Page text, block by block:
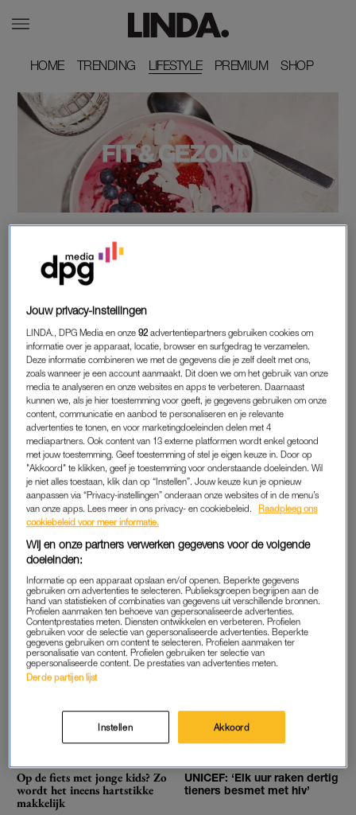
HOME
HOME TRENDING
TRENDING LIFESTYLE PREMIUM
PREMIUM SHOP
SHOP
NETFLIX REAGEERT OP PETITIE TEGEN
NIEUWE SERIE DIE FATSHAMING ZOU
PROMOTEN
LINDA.
Trimbos Instituut: lachgas
lang niet zo schadelijk als
vaak wordt gedacht
LINDA.
Waarom we ondanks de
risico's medicijnen wel
moeten blijven testen op
ADVERTORIAL
Word een professional yapper:
zó wordt nieuwe mensen
ontmoeten veel minder
awkward
Minder (n)ice: ijstekort in
Nederland door de hitte
LINDA.
Marie-josee kreeg na haar
en werd chronisch ziek
door een hel, maar is nu
model
Op de fiets met jonge kids? Zo
wordt het ineens hartstikke
makkelijk
UNICEF: ‘Elk uur raken dertig
tieners besmet met hiv’
Jouw privacy-instellingen
LINDA., DPG Media en onze92 advertentiepartners gebruiken cookies om
informatie over je apparaat, locatie, browser en surfgedrag te verzamelen.
Deze informatie combineren we met de gegevens die je zelf deelt met ons,
zoals wanneer je een account aanmaakt. Dit doen we om het gebruik van onze
media te analyseren en onze websites en apps te verbeteren. Daarnaast
kunnen we, als je hier toestemming voor geeft, je gegevens gebruiken om onze
content, communicatie en aanbod te personaliseren en je relevante
advertenties te tonen, en voor marketingdoeleinden delen met 4
mediapartners. Ook content van 13 externe platformen wordt enkel getoond
met jouw toestemming. Geef toestemming of stel je eigen keuze in. Door op
"Akkoord" te klikken, geef je toestemming voor onderstaande doeleinden. Wil
je niet alles toestaan, klik dan op “Instellen”. Jouw keuze kun je opnieuw
aanpassen via “Privacy-instellingen” onderaan onze websites of in de menu’s
van onze apps. Lees meer in ons privacy- en cookiebeleid.
Raadpleeg ons
cookiebeleid voor meer informatie.
Wij en onze partners verwerken gegevens voor de volgende
doeleinden:
Informatie op een apparaat opslaan en/of openen. Beperkte gegevens
gebruiken om advertenties te selecteren. Publieksgroepen begrijpen aan de
hand van statistieken of combinaties van gegevens uit verschillende bronnen.
Profielen aanmaken ten behoeve van gepersonaliseerde advertenties.
Contentprestaties meten. Diensten ontwikkelen en verbeteren. Profielen
gebruiken voor de selectie van gepersonaliseerde advertenties. Beperkte
gegevens gebruiken om content te selecteren. Profielen aanmaken ter
personalisatie van content. Profielen gebruiken ter selectie van
gepersonaliseerde content. De prestaties van advertenties meten.
Derde partijen lijst
Instellen Akkoord